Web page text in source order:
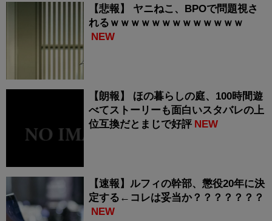
【悲報】 ヤニねこ、BPOで問題視さ
れるｗｗｗｗｗｗｗｗｗｗｗｗｗ
NEW
【朗報】 ほの暮らしの庭、100時間遊
べてストーリーも面白いスタバレの上
位互換だとまじで好評 NEW
【速報】ルフィの幹部、懲役20年に決
定する←コレは妥当か？？？？？？？
NEW